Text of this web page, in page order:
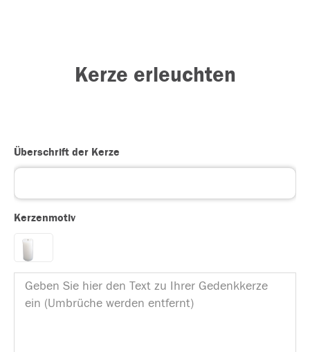
Kerze erleuchten
Überschrift der Kerze
Kerzenmotiv